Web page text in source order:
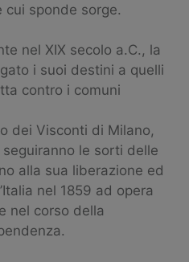
cui sponde sorge.
nel XIX secolo a.C., la
i suoi destini a quelli
contro i comuni
dei Visconti di Milano,
le sorti delle
alla sua liberazione ed
nel 1859 ad opera
nel corso della